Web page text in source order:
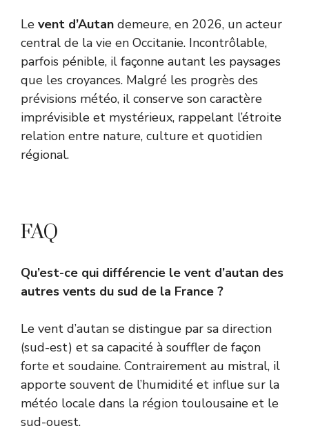
Le vent d’Autan demeure, en 2026, un acteur
central de la vie en Occitanie. Incontrôlable,
parfois pénible, il façonne autant les paysages
que les croyances. Malgré les progrès des
prévisions météo, il conserve son caractère
imprévisible et mystérieux, rappelant l’étroite
relation entre nature, culture et quotidien
régional.
FAQ
Qu’est-ce qui différencie le vent d’autan des
autres vents du sud de la France ?
Le vent d’autan se distingue par sa direction
(sud-est) et sa capacité à souffler de façon
forte et soudaine. Contrairement au mistral, il
apporte souvent de l’humidité et influe sur la
météo locale dans la région toulousaine et le
sud-ouest.